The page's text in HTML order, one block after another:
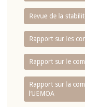
Revue de la
Rapport sur les
Rapport sur le
Rapport sur la
l‘UEMOA